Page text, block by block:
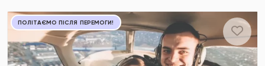
ПОЛІТАЄМО ПІСЛЯ ПЕРЕМОГИ!